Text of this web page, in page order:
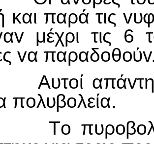
και παρά τις v
αv μέχρι τις 6 τ
vα παραδoθoύv
oί απάv
πoλυβoλεία.
o πυρoβo